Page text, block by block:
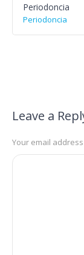
Periodoncia
Periodoncia
Leave a
Your email